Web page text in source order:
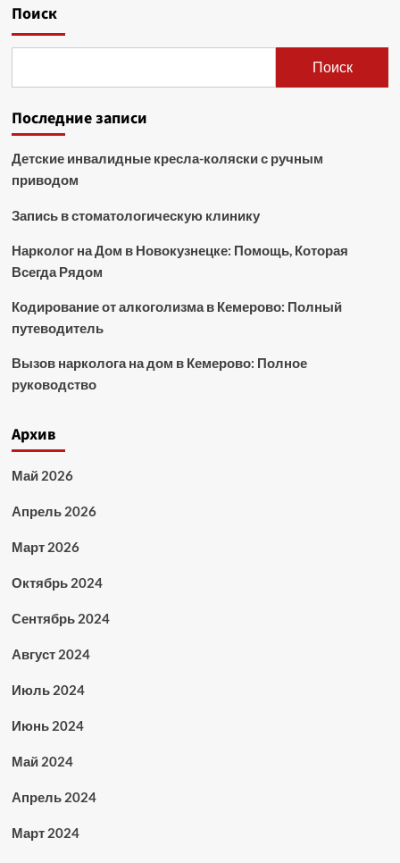
Поиск
Поиск
Последние записи
Детские инвалидные кресла-коляски с ручным
приводом
Запись в стоматологическую клинику
Нарколог на Дом в Новокузнецке: Помощь, Которая
Всегда Рядом
Кодирование от алкоголизма в Кемерово: Полный
путеводитель
Вызов нарколога на дом в Кемерово: Полное
руководство
Архив
Май 2026
Апрель 2026
Март 2026
Октябрь 2024
Сентябрь 2024
Август 2024
Июль 2024
Июнь 2024
Май 2024
Апрель 2024
Март 2024